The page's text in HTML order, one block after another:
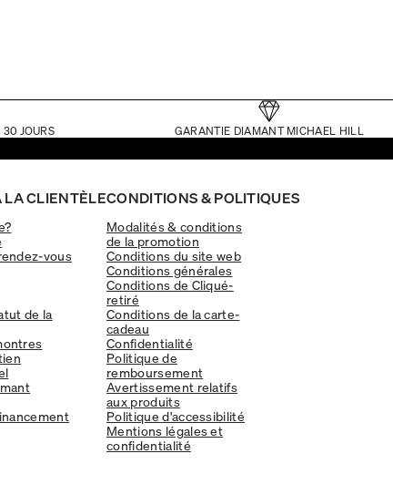
30 JOURS GARANTIE DIAMANT MICHAEL HILL
LA CLIENTÈLE
vous
de la
CONDITIONS & POLITIQUES
Modalités & conditions
de la promotion
Conditions du site web
Conditions générales
Conditions de Cliqué-
retiré
Conditions de la carte-
cadeau
Confidentialité
Politique de
remboursement
Avertissement relatifs
aux produits
Politique d'accessibilité
Mentions légales et
confidentialité